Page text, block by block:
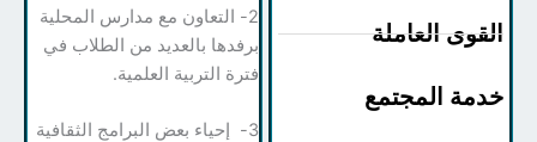
العاملة
المجتمع
2- التعاون مع مدارس المحلية
برفدها بالعديد من الطلاب في
فترة التربية العلمية.
3- إحياء بعض البرامج الثقافية